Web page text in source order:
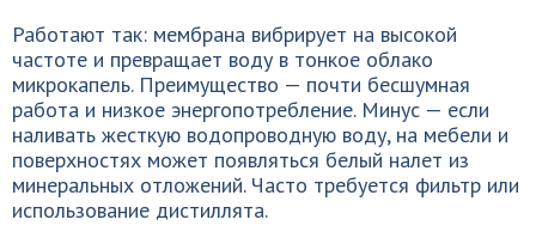
Работают так: мембрана вибрирует на высокой
частоте и превращает воду в тонкое облако
микрокапель. Преимущество — почти бесшумная
работа и низкое энергопотребление. Минус — если
наливать жесткую водопроводную воду, на мебели и
поверхностях может появляться белый налет из
минеральных отложений. Часто требуется фильтр или
использование дистиллята.